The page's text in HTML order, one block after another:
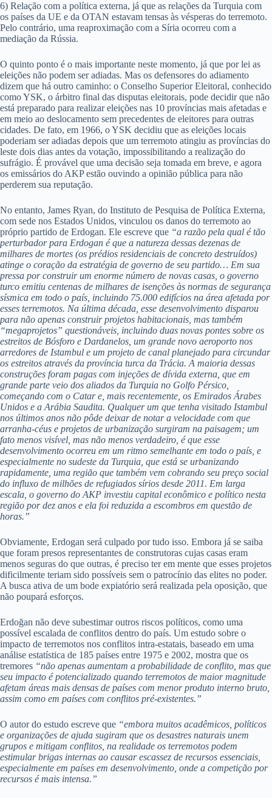
6) Relação com a política externa, já que as relações da Turquia com
os países da UE e da OTAN estavam tensas às vésperas do terremoto.
Pelo contrário, uma reaproximação com a Síria ocorreu com a
mediação da Rússia.
O quinto ponto é o mais importante neste momento, já que por lei as
eleições não podem ser adiadas. Mas os defensores do adiamento
dizem que há outro caminho: o Conselho Superior Eleitoral, conhecido
como YSK, o árbitro final das disputas eleitorais, pode decidir que não
está preparado para realizar eleições nas 10 províncias mais afetadas e
em meio ao deslocamento sem precedentes de eleitores para outras
cidades. De fato, em 1966, o YSK decidiu que as eleições locais
poderiam ser adiadas depois que um terremoto atingiu as províncias do
leste dois dias antes da votação, impossibilitando a realização do
sufrágio. É provável que uma decisão seja tomada em breve, e agora
os emissários do AKP estão ouvindo a opinião pública para não
perderem sua reputação.
No entanto, James Ryan, do Instituto de Pesquisa de Política Externa,
com sede nos Estados Unidos, vinculou os danos do terremoto ao
próprio partido de Erdogan. Ele escreve que “a razão pela qual é tão
perturbador para Erdogan é que a natureza dessas dezenas de
milhares de mortes (os prédios residenciais de concreto destruídos)
atinge o coração da estratégia de governo de seu partido… Em sua
pressa por construir um enorme número de novas casas, o governo
turco emitiu centenas de milhares de isenções às normas de segurança
sísmica em todo o país, incluindo 75.000 edifícios na área afetada por
esses terremotos. Na última década, esse desenvolvimento disparou
para não apenas construir projetos habitacionais, mas também
“megaprojetos” questionáveis, incluindo duas novas pontes sobre os
estreitos de Bósforo e Dardanelos, um grande novo aeroporto nos
arredores de Istambul e um projeto de canal planejado para circundar
os estreitos através da província turca da Trácia. A maioria dessas
construções foram pagas com injeções de dívida externa, que em
grande parte veio dos aliados da Turquia no Golfo Pérsico,
começando com o Catar e, mais recentemente, os Emirados Árabes
Unidos e a Arábia Saudita. Qualquer um que tenha visitado Istambul
nos últimos anos não pôde deixar de notar a velocidade com que
arranha-céus e projetos de urbanização surgiram na paisagem; um
fato menos visível, mas não menos verdadeiro, é que esse
desenvolvimento ocorreu em um ritmo semelhante em todo o país, e
especialmente no sudeste da Turquia, que está se urbanizando
rapidamente, uma região que também vem cobrando seu preço social
do influxo de milhões de refugiados sírios desde 2011. Em larga
escala, o governo do AKP investiu capital econômico e político nesta
região por dez anos e ela foi reduzida a escombros em questão de
horas.”
Obviamente, Erdogan será culpado por tudo isso. Embora já se saiba
que foram presos representantes de construtoras cujas casas eram
menos seguras do que outras, é preciso ter em mente que esses projetos
dificilmente teriam sido possíveis sem o patrocínio das elites no poder.
A busca ativa de um bode expiatório será realizada pela oposição, que
não poupará esforços.
Erdoğan não deve subestimar outros riscos políticos, como uma
possível escalada de conflitos dentro do país. Um estudo sobre o
impacto de terremotos nos conflitos intra-estatais, baseado em uma
análise estatística de 185 países entre 1975 e 2002, mostra que os
tremores “não apenas aumentam a probabilidade de conflito, mas que
seu impacto é potencializado quando terremotos de maior magnitude
afetam áreas mais densas de países com menor produto interno bruto,
assim como em países com conflitos pré-existentes.”
O autor do estudo escreve que “embora muitos acadêmicos, políticos
e organizações de ajuda sugiram que os desastres naturais unem
grupos e mitigam conflitos, na realidade os terremotos podem
estimular brigas internas ao causar escassez de recursos essenciais,
especialmente em países em desenvolvimento, onde a competição por
recursos é mais intensa.”